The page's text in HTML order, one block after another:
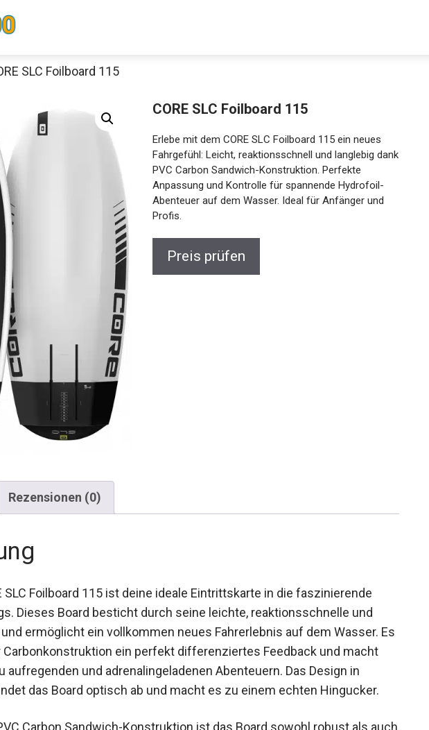
SLC Foilboard 115
CORE SLC Foilboard 115
Erlebe mit dem CORE SLC Foilboard 115 ein neues
Fahrgefühl: Leicht, reaktionsschnell und langlebig
dank PVC Carbon Sandwich-Konstruktion. Perfekte
Anpassung und Kontrolle für spannende Hydrofoil-
Abenteuer auf dem Wasser. Ideal für Anfänger und
Profis.
Preis prüfen
Rezensionen (0)
SLC Foilboard 115 ist deine ideale Eintrittskarte in die faszinierende
Dieses Board besticht durch seine leichte, reaktionsschnelle und
ermöglicht ein vollkommen neues Fahrerlebnis auf dem Wasser.
Carbonkonstruktion ein perfekt differenziertes Feedback und
zu aufregenden und adrenalingeladenen Abenteuern. Das Design
das Board optisch ab und macht es zu einem echten Hingucker.
Carbon Sandwich-Konstruktion ist das Board sowohl robust als
Decathlon Sale
Schaue dir jetzt die meistverkauften Produkte im Sale bei
Jetzt anschauen